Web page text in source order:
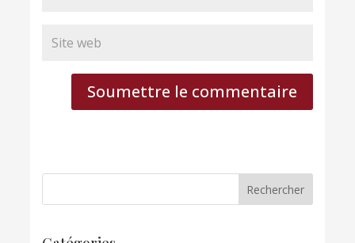
Soumettre le commentaire